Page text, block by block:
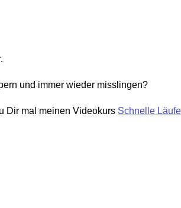
und immer wieder misslingen?
Dir mal meinen Videokurs Schnelle